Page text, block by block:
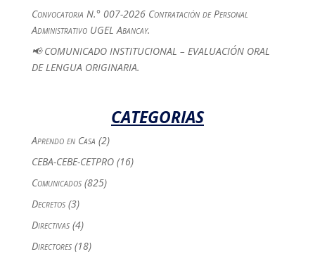
Convocatoria N.° 007-2026 Contratación de Personal
Administrativo UGEL Abancay.
📢 COMUNICADO INSTITUCIONAL – EVALUACIÓN ORAL
DE LENGUA ORIGINARIA.
CATEGORIAS
Aprendo en Casa (2)
CEBA-CEBE-CETPRO(16)
Comunicados(825)
Decretos(3)
Directivas(4)
Directores(18)